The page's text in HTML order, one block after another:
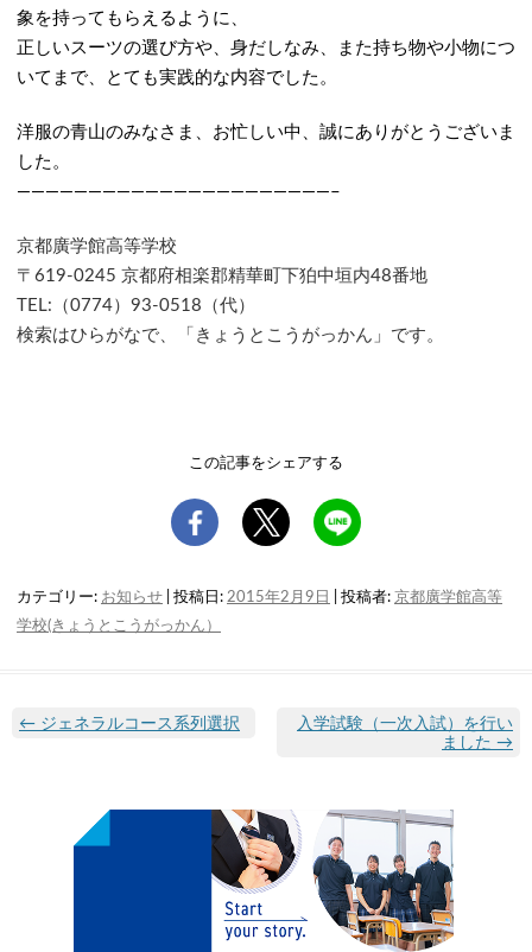
象を持ってもらえるように、
正しいスーツの選び方や、身だしなみ、また持ち物や小物につ
いてまで、とても実践的な内容でした。
洋服の青山のみなさま、お忙しい中、誠にありがとうございま
した。
——————————————————————–
京都廣学館高等学校
〒619-0245 京都府相楽郡精華町下狛中垣内48番地
TEL:（0774）93-0518（代）
検索はひらがなで、「きょうとこうがっかん」です。
この記事をシェアする
カテゴリー: お知らせ | 投稿日: 2015年2月9日 投稿者: 京都廣学館高等
学校(きょうとこうがっかん）
← ジェネラルコース系列選択
入学試験（一次入試）を行い
ました →